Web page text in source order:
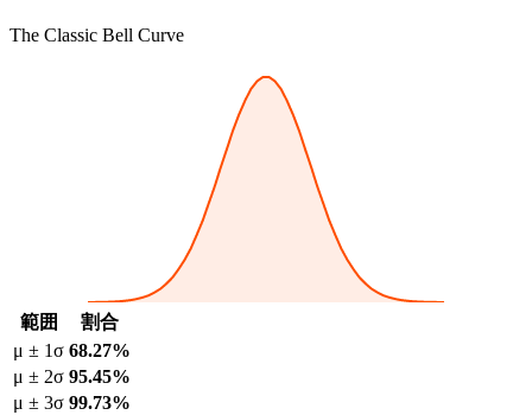
The Classic Bell Curve
範囲
割合
μ ± 1σ 68.27%
μ ± 2σ 95.45%
μ ± 3σ 99.73%